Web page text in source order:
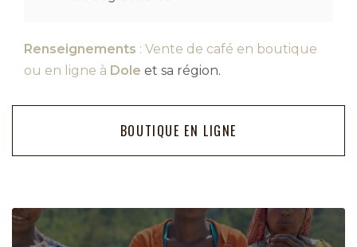
Renseignements : Vente de café en boutique
ou en ligne à Dole et sa région.
BOUTIQUE EN LIGNE